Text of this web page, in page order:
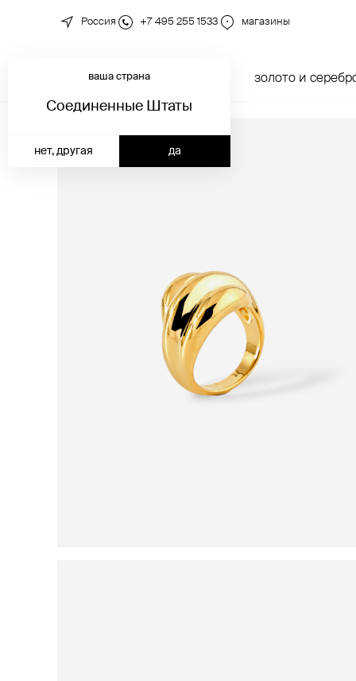
Россия +7 495 255 1533 магазины
новинки золото и
ваша страна
Соединенные Штаты
да
нет, другая